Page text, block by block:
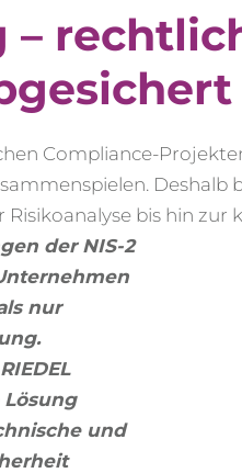
–
Compliance-
bis hin
der NIS-2
nur
und